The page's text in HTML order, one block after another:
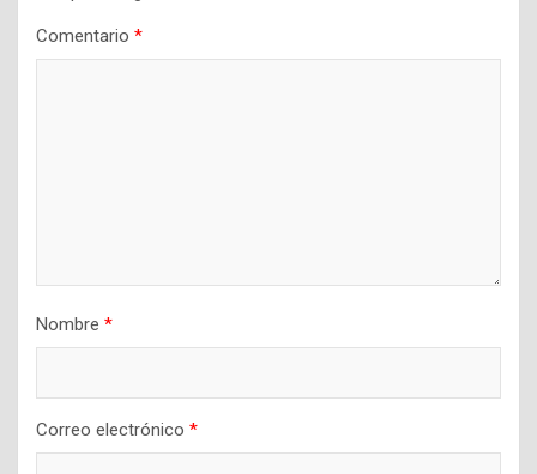
Comentario *
Nombre *
Correo electrónico *